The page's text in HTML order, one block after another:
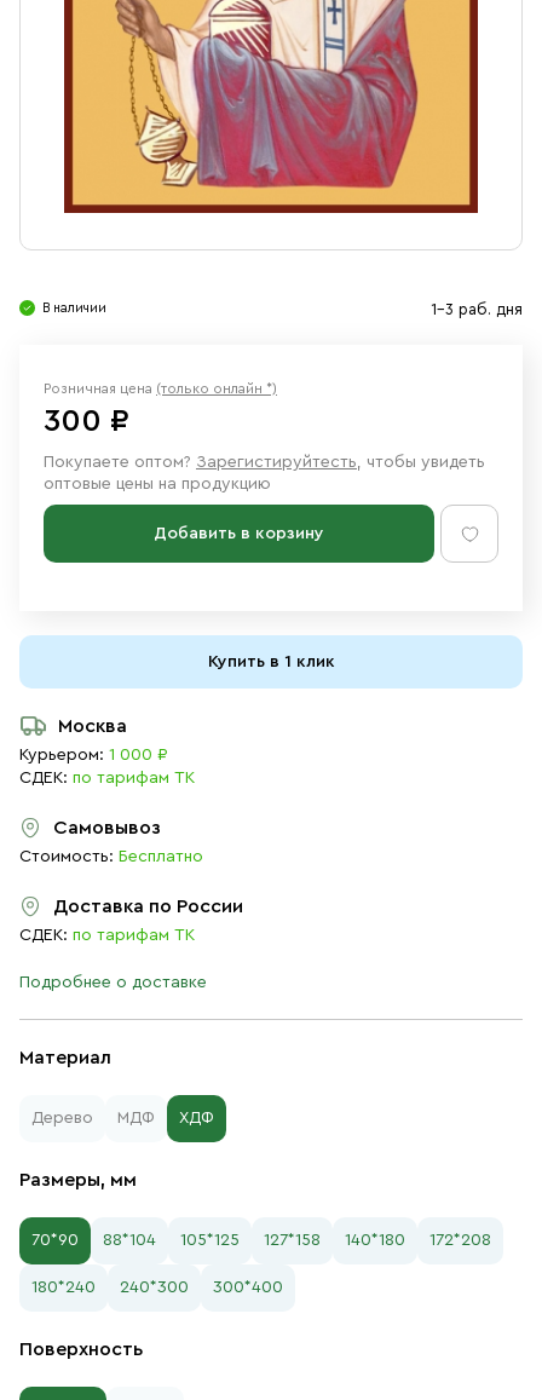
Ювелирные изделия
В наличии 1-3 раб. дня
Материал
Дерево МДФ ХДФ
Размеры, мм
70*90 88*104 105*125 127*158 140*180 172*208
180*240 240*300 300*400
Поверхность
Розничная цена (только онлайн *)
300 ₽
Покупаете оптом? Зарегистируйтесть, чтобы увидеть
оптовые цены на продукцию
Добавить в корзину
Купить в 1 клик
Москва
Курьером: 1 000 ₽
СДЕК: по тарифам ТК
Самовывоз
Стоимость: Бесплатно
Доставка по России
СДЕК: по тарифам ТК
Подробнее о доставке